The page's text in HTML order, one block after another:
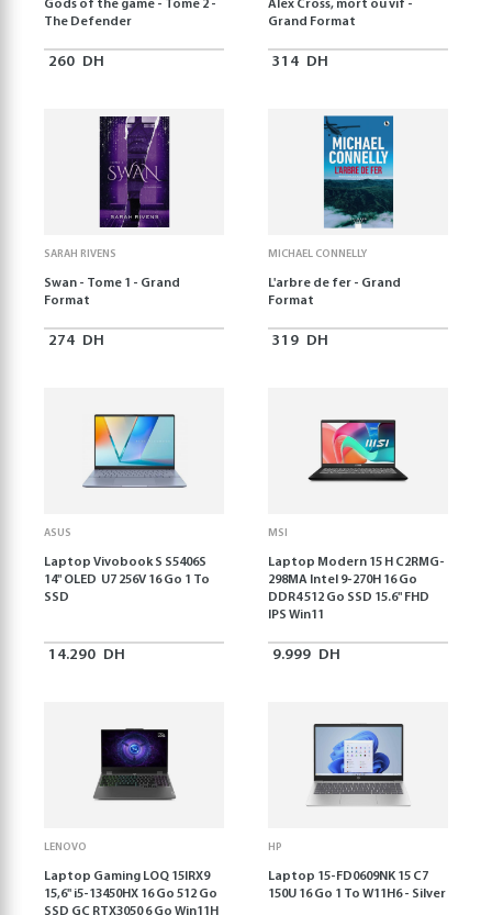
Gods of the game - Tome 2 -
The Defender
260 DH
Alex Cross, mort ou vif -
Grand Format
314 DH
SARAH RIVENS
Swan - Tome 1 - Grand
Format
274 DH
MICHAEL CONNELLY
L'arbre de fer - Grand
Format
319 DH
ASUS
Laptop Vivobook S S5406S
14" OLED U7 256V 16 Go 1 To
SSD
14.290 DH
MSI
Laptop Modern 15 H C2RMG-
298MA Intel 9-270H 16 Go
DDR4 512 Go SSD 15.6" FHD
IPS Win11
9.999 DH
LENOVO
Laptop Gaming LOQ 15IRX9
15,6'' i5-13450HX 16 Go 512 Go
SSD GC RTX3050 6 Go Win11H
HP
Laptop 15-FD0609NK 15 C7
150U 16 Go 1 To W11H6 - Silver